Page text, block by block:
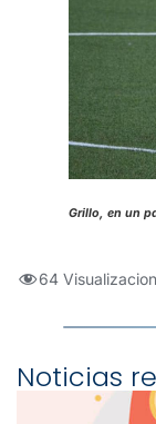
Grillo, en un
64
Noticias